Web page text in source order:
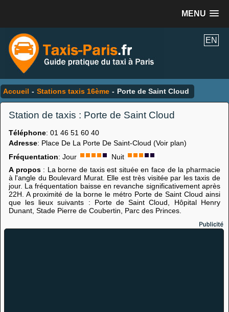
MENU
EN
Accueil - Stations taxis 16ème - Porte de Saint Cloud
Station de taxis : Porte de Saint Cloud
Téléphone: 01 46 51 60 40
Adresse: Place De La Porte De Saint-Cloud (Voir plan)
Fréquentation: Jour
Nuit
A propos: La borne de taxis est située en face de la pharmacie
à l'angle du Boulevard Murat. Elle est très visitée par les taxis de
jour. La fréquentation baisse en revanche significativement après
22H. A proximité de la borne le métro Porte de Saint Cloud ainsi
que les lieux suivants : Porte de Saint Cloud, Hôpital Henry
Dunant, Stade Pierre de Coubertin, Parc des Princes.